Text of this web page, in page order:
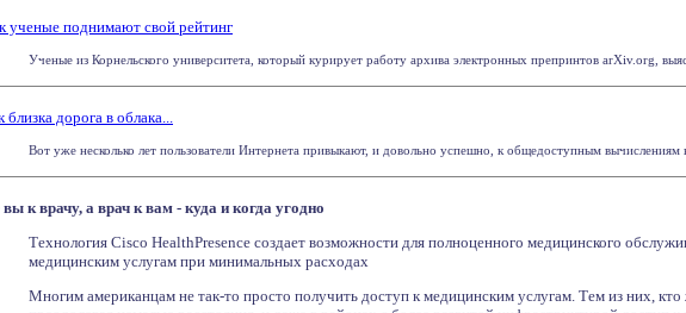
ученые поднимают свой рейтинг
Ученые из Корнельского университета, который курирует работу архива электронных препринтов arXiv.org,
близка дорога в облака...
Вот уже несколько лет пользователи Интернета привыкают, и довольно успешно, к общедоступным вычислениям
к врачу, а врач к вам - куда и когда угодно
Технология Cisco HealthPresence создает возможности для полноценного медицинского
медицинским услугам при минимальных расходах
Многим американцам не так-то просто получить доступ к медицинским услугам. Тем из них, кто